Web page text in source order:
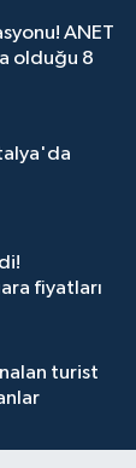
ANET
olduğu 8
fiyatları
turist